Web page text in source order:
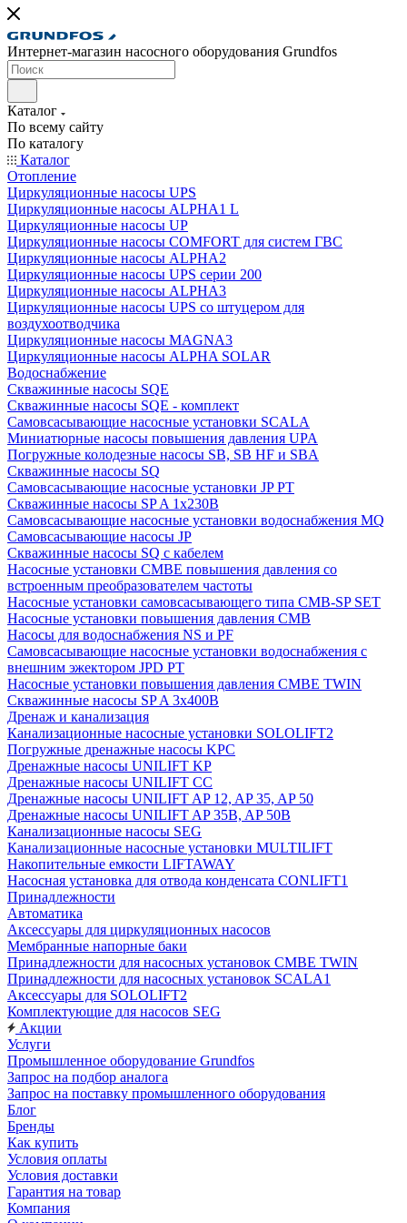
Интернет-магазин насосного оборудования Grundfos
Каталог
По всему сайту
По каталогу
Каталог
Отопление
Циркуляционные насосы UPS
Циркуляционные насосы ALPHA1 L
Циркуляционные насосы UP
Циркуляционные насосы COMFORT для систем ГВС
Циркуляционные насосы ALPHA2
Циркуляционные насосы UPS серии 200
Циркуляционные насосы ALPHA3
Циркуляционные насосы UPS со штуцером для
воздухоотводчика
Циркуляционные насосы MAGNA3
Циркуляционные насосы ALPHA SOLAR
Водоснабжение
Скважинные насосы SQE
Скважинные насосы SQE - комплект
Cамовсасывающие насосные установки SCALA
Миниатюрные насосы повышения давления UPA
Погружные колодезные насосы SB, SB HF и SBA
Скважинные насосы SQ
Самовсасывающие насосные установки JP PT
Скважинные насосы SP A 1x230В
Самовсасывающие насосные установки водоснабжения MQ
Самовсасывающие насосы JP
Скважинные насосы SQ с кабелем
Насосные установки CMBE повышения давления со
встроенным преобразователем частоты
Насосные установки самовсасывающего типа CMB-SP SET
Насосные установки повышения давления CMB
Насосы для водоснабжения NS и PF
Самовсасывающие насосные установки водоснабжения с
внешним эжектором JPD PT
Насосные установки повышения давления CMBE TWIN
Скважинные насосы SP A 3x400В
Дренаж и канализация
Канализационные насосные установки SOLOLIFT2
Погружные дренажные насосы KPC
Дренажные насосы UNILIFT KP
Дренажные насосы UNILIFT CC
Дренажные насосы UNILIFT AP 12, AP 35, AP 50
Дренажные насосы UNILIFT AP 35B, AP 50B
Канализационные насосы SEG
Канализационные насосные установки MULTILIFT
Накопительные емкости LIFTAWAY
Насосная установка для отвода конденсата CONLIFT1
Принадлежности
Автоматика
Аксессуары для циркуляционных насосов
Мембранные напорные баки
Принадлежности для насосных установок CMBE TWIN
Принадлежности для насосных установок SCALA1
Аксессуары для SOLOLIFT2
Комплектующие для насосов SEG
Акции
Услуги
Промышленное оборудование Grundfos
Запрос на подбор аналога
Запрос на поставку промышленного оборудования
Блог
Бренды
Как купить
Условия оплаты
Условия доставки
Гарантия на товар
Компания